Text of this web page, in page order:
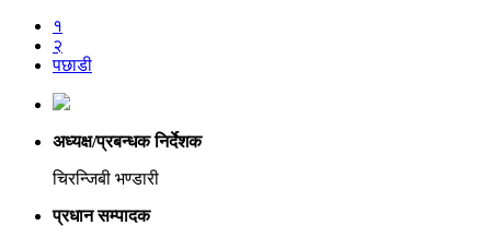
१
२
पछाडी
अध्यक्ष/प्रबन्धक निर्देशक
चिरन्जिबी भण्डारी
प्रधान सम्पादक